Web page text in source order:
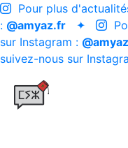
Pour plus
: @amyaz.fr ✦
sur Instagram :
suivez-nous sur